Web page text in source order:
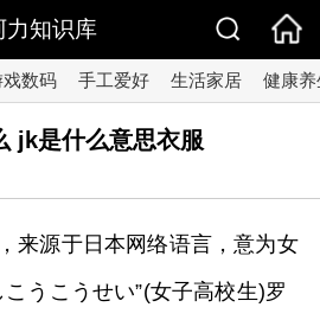
力知识库
戏数码 手工爱好 生活家居 健康养
jk是什么意思衣服
来源于日本网络语言，意为女
うこうせい”(女子高校生)罗